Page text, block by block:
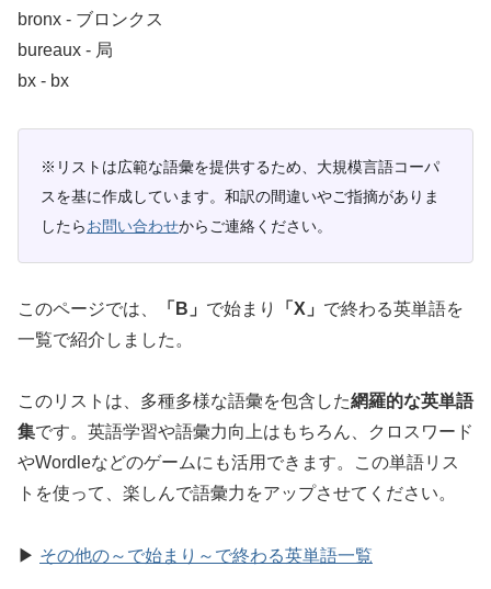
bronx ‐ ブロンクス
bureaux ‐ 局
bx ‐ bx
※リストは広範な語彙を提供するため、大規模言語コーパ
スを基に作成しています。和訳の間違いやご指摘がありま
したらお問い合わせからご連絡ください。
このページでは、 「B」 で始まり 「X」 で終わる英単語を
一覧で紹介しました。
このリストは、多種多様な語彙を包含した網羅的な英単語
集です。英語学習や語彙力向上はもちろん、クロスワード
やWordleなどのゲームにも活用できます。この単語リス
トを使って、楽しんで語彙力をアップさせてください。
▶ その他の～で始まり～で終わる英単語一覧